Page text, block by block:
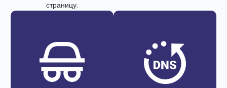
страницу.